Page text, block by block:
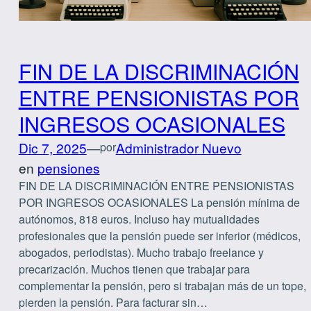
FIN DE LA DISCRIMINACIÓN
ENTRE PENSIONISTAS POR
INGRESOS OCASIONALES
Dic 7, 2025—porAdministrador Nuevo
en pensiones
FIN DE LA DISCRIMINACIÓN ENTRE PENSIONISTAS
POR INGRESOS OCASIONALES La pensión mínima de
autónomos, 818 euros. Incluso hay mutualidades
profesionales que la pensión puede ser inferior (médicos,
abogados, periodistas). Mucho trabajo freelance y
precarización. Muchos tienen que trabajar para
complementar la pensión, pero si trabajan más de un tope,
pierden la pensión. Para facturar sin…